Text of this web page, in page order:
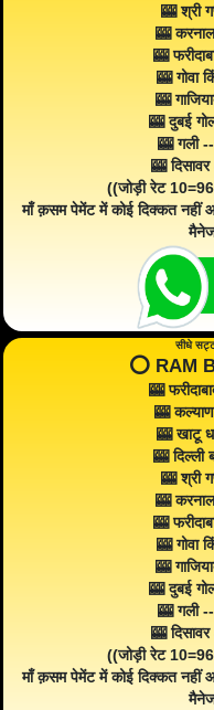
🎰 श्री
🎰
🎰
🎰 गोवा
🎰
🎰 दुबई
🎰 गली
🎰
((जोड़ी रेट
माँ क़सम पेमेंट में कोई दिक्कत नहीं
सीधे
⭕️ RAM
🎰
🎰
🎰 खाटू
🎰
🎰 श्री
🎰
🎰
🎰 गोवा
🎰
🎰 दुबई
🎰 गली
🎰
((जोड़ी रेट
माँ क़सम पेमेंट में कोई दिक्कत नहीं